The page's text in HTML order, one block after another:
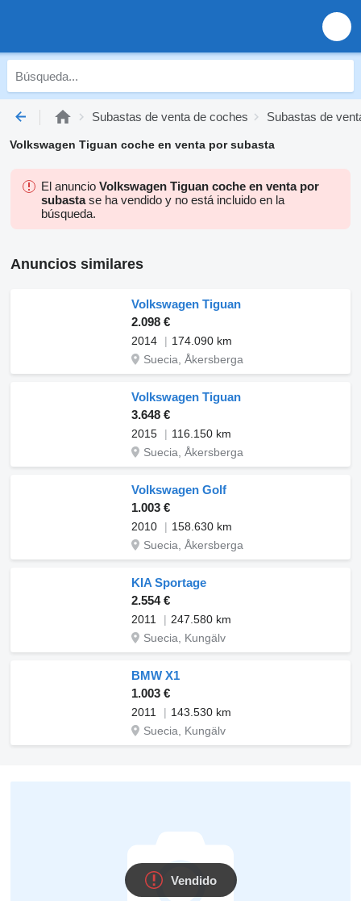
Subastas de venta de coches Subastas de
Volkswagen Tiguan coche en venta por subasta
El anuncio Volkswagen Tiguan coche en venta por
subastase ha vendido y no está incluido en la
búsqueda.
Anuncios similares
Volkswagen Tiguan
2.098 €
2014
174.090 km
Suecia, Åkersberga
Volkswagen Tiguan
3.648 €
2015
116.150 km
Suecia, Åkersberga
Volkswagen Golf
1.003 €
2010
158.630 km
Suecia, Åkersberga
KIA Sportage
2.554 €
2011
247.580 km
Suecia, Kungälv
BMW X1
1.003 €
2011
143.530 km
Suecia, Kungälv
Vendido